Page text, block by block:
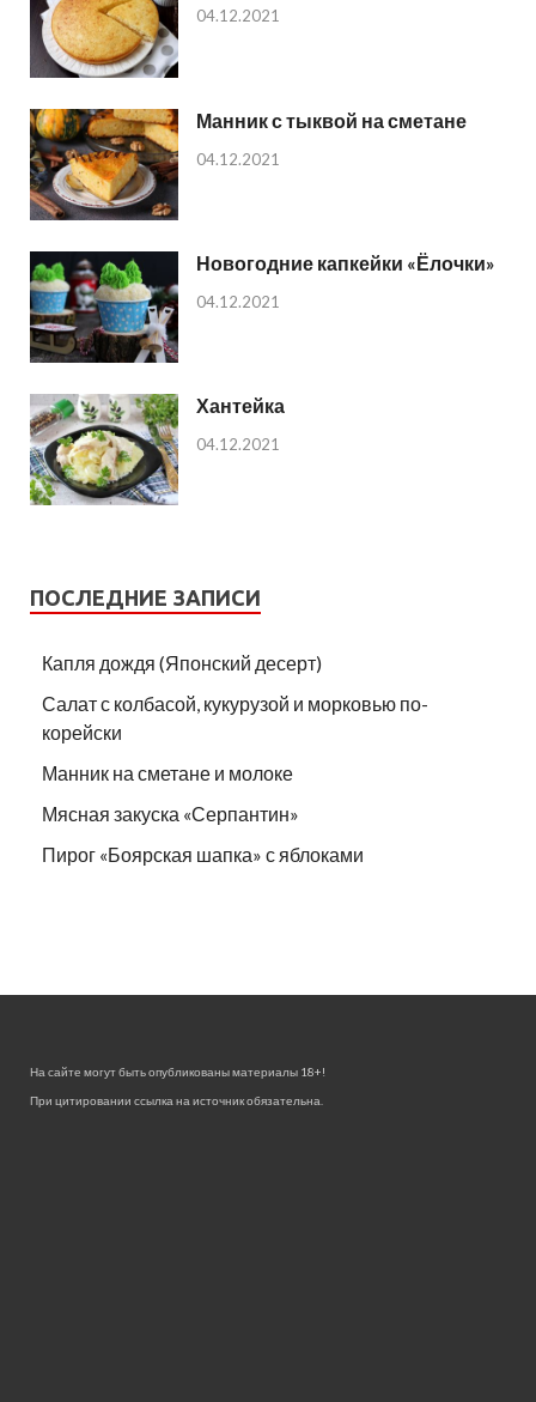
04.12.2021
Манник с тыквой на сметане
04.12.2021
Новогодние капкейки «Ёлочки»
04.12.2021
Хантейка
04.12.2021
ПОСЛЕДНИЕ ЗАПИСИ
Капля дождя (Японский десерт)
Салат с колбасой, кукурузой и морковью по-
корейски
Манник на сметане и молоке
Мясная закуска «Серпантин»
Пирог «Боярская шапка» с яблоками
На сайте могут быть опубликованы материалы 18+!
При цитировании ссылка на источник обязательна.